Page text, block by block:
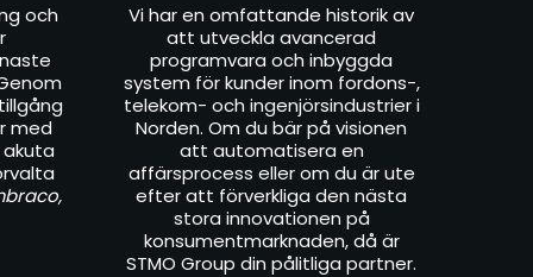
och
med
Vi har en omfattande historik av
att utveckla avancerad
programvara och inbyggda
system för kunder inom fordons-,
telekom- och ingenjörsindustrier i
Norden. Om du bär på visionen
att automatisera en
affärsprocess eller om du är ute
efter att förverkliga den nästa
stora innovationen på
konsumentmarknaden, då är
STMO Group din pålitliga partner.